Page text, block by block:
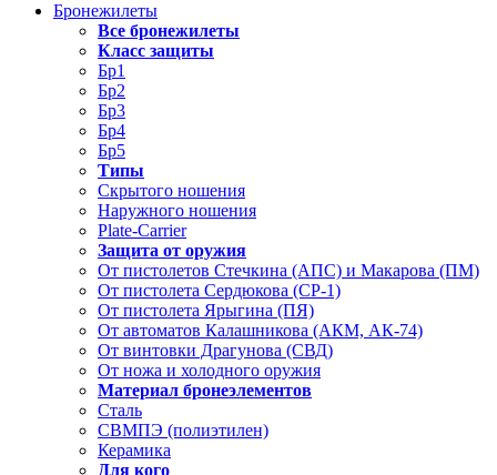
Бронежилеты
Все бронежилеты
Класс защиты
Бр1
Бр2
Бр3
Бр4
Бр5
Типы
Скрытого ношения
Наружного ношения
Plate-Carrier
Защита от оружия
От пистолетов Стечкина (АПС) и Макарова (ПМ)
От пистолета Сердюкова (СР-1)
От пистолета Ярыгина (ПЯ)
От автоматов Калашникова (АКМ, АК-74)
От винтовки Драгунова (СВД)
От ножа и холодного оружия
Материал бронеэлементов
Сталь
СВМПЭ (полиэтилен)
Керамика
Для кого